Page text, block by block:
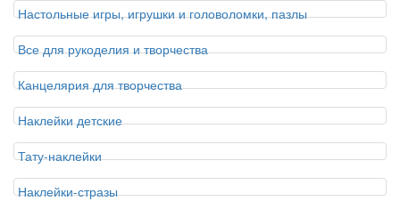
Настольные игры, игрушки и головоломки, пазлы
Все для рукоделия и творчества
Канцелярия для творчества
Наклейки детские
Тату-наклейки
Наклейки-стразы